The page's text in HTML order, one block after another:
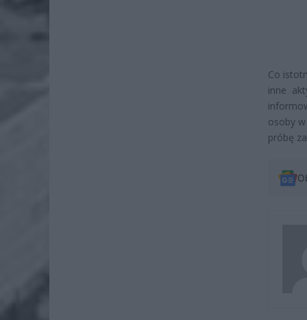
Co
inne
osoby
próbę